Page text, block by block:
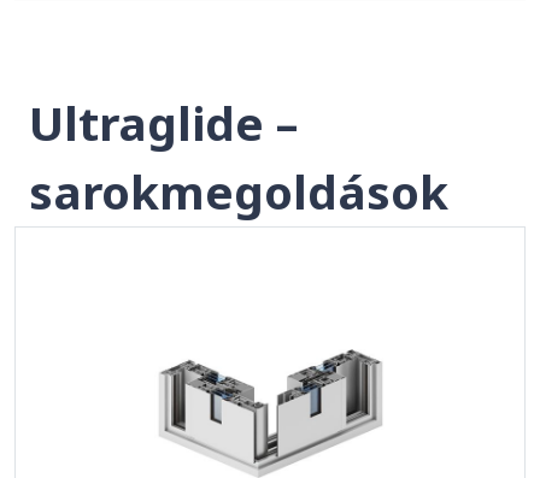
Ultraglide –
sarokmegoldások